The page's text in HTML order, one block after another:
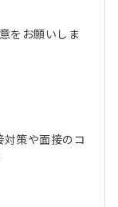
をお願いしま
策や面接のコ